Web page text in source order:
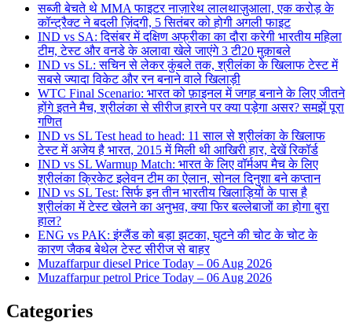
सब्जी बेचते थे MMA फाइटर नाज़ारेथ लालथाज़ुआला, एक करोड़ के
कॉन्ट्रैक्ट ने बदली ज़िंदगी, 5 सितंबर को होगी अगली फाइट
IND vs SA: दिसंबर में दक्षिण अफ्रीका का दौरा करेगी भारतीय महिला
टीम, टेस्ट और वनडे के अलावा खेले जाएंगे 3 टी20 मुक़ाबले
IND vs SL: सचिन से लेकर कुंबले तक, श्रीलंका के खिलाफ टेस्ट में
सबसे ज्यादा विकेट और रन बनाने वाले खिलाड़ी
WTC Final Scenario: भारत को फ़ाइनल में जगह बनाने के लिए जीतने
होंगे इतने मैच, श्रीलंका से सीरीज हारने पर क्या पड़ेगा असर? समझें पूरा
गणित
IND vs SL Test head to head: 11 साल से श्रीलंका के खिलाफ
टेस्ट में अजेय है भारत, 2015 में मिली थी आखिरी हार, देखें रिकॉर्ड
IND vs SL Warmup Match: भारत के लिए वॉर्मअप मैच के लिए
श्रीलंका क्रिकेट इलेवन टीम का ऐलान, सोनल दिनुशा बने कप्तान
IND vs SL Test: सिर्फ इन तीन भारतीय खिलाड़ियों के पास है
श्रीलंका में टेस्ट खेलने का अनुभव, क्या फिर बल्लेबाजों का होगा बुरा
हाल?
ENG vs PAK: इंग्लैंड को बड़ा झटका, घुटने की चोट के चोट के
कारण जैकब बेथेल टेस्ट सीरीज से बाहर
Muzaffarpur diesel Price Today – 06 Aug 2026
Muzaffarpur petrol Price Today – 06 Aug 2026
Categories